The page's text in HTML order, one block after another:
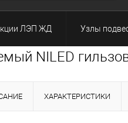
ЛЭП ЖД Узлы
NILED
ХАРАКТЕРИСТИКИ